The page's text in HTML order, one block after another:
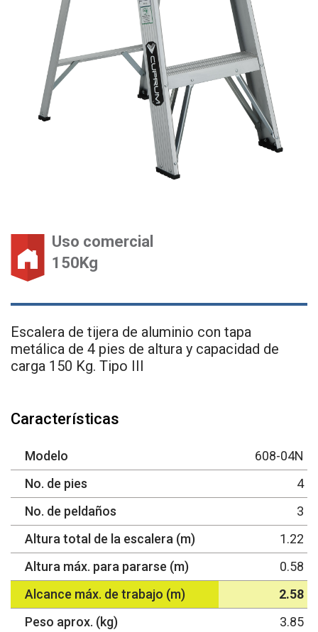
Uso comercial
150Kg
Escalera de tijera de aluminio con tapa
metálica de 4 pies de altura y capacidad de
carga 150 Kg. Tipo III
Características
Modelo
608-04N
No. de pies
4
No. de peldaños
3
Altura total de la escalera (m)
1.22
Altura máx. para pararse (m)
0.58
Alcance máx. de trabajo (m)
2.58
Peso aprox. (kg)
3.85